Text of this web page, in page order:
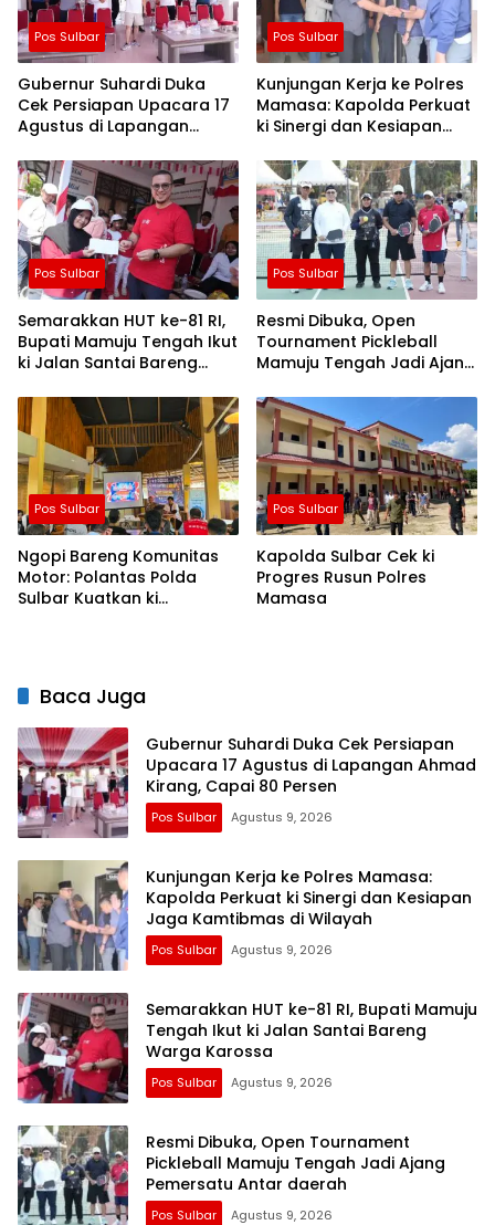
Pos Sulbar
Gubernur Suhardi Duka
Cek Persiapan Upacara 17
Agustus di Lapangan
Persen
Pos Sulbar
Kunjungan Kerja ke Polres
Mamasa: Kapolda Perkuat
ki Sinergi dan Kesiapan
Wilayah
Pos Sulbar
Semarakkan HUT ke-81 RI,
Bupati Mamuju Tengah Ikut
ki Jalan Santai Bareng
Pos Sulbar
Resmi Dibuka, Open
Tournament Pickleball
Mamuju Tengah Jadi Ajang
Pos Sulbar
Ngopi Bareng Komunitas
Motor: Polantas Polda
Sulbar Kuatkan ki
Pos Sulbar
Kapolda Sulbar Cek ki
Progres Rusun Polres
Mamasa
Baca Juga
Gubernur Suhardi Duka Cek Persiapan
Upacara 17 Agustus di Lapangan Ahmad
Kirang, Capai 80 Persen
Pos Sulbar Agustus 9, 2026
Kunjungan Kerja ke Polres Mamasa:
Kapolda Perkuat ki Sinergi dan Kesiapan
Jaga Kamtibmas di Wilayah
Pos Sulbar Agustus 9, 2026
Semarakkan HUT ke-81 RI, Bupati Mamuju
Tengah Ikut ki Jalan Santai Bareng
Warga Karossa
Pos Sulbar Agustus 9, 2026
Resmi Dibuka, Open Tournament
Pickleball Mamuju Tengah Jadi Ajang
Pemersatu Antar daerah
Pos Sulbar Agustus 9, 2026